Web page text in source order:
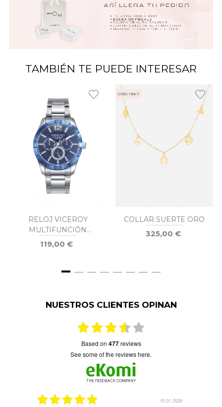
TAMBIÉN TE PUEDE INTERESAR
RELOJ VICEROY
MULTIFUNCIÓN
HOMBRE 401333-35
119,00 €
ORO 18KT
COLLAR SUERTE ORO
325,00 €
NUESTROS CLIENTES OPINAN
based on 477reviews
see some of the reviews here.
15.01.2026